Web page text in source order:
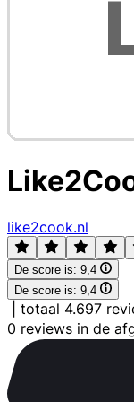
like2cook.nl
De score is: 9,4
De score is: 9,4
totaal 4.697
0 reviews in de